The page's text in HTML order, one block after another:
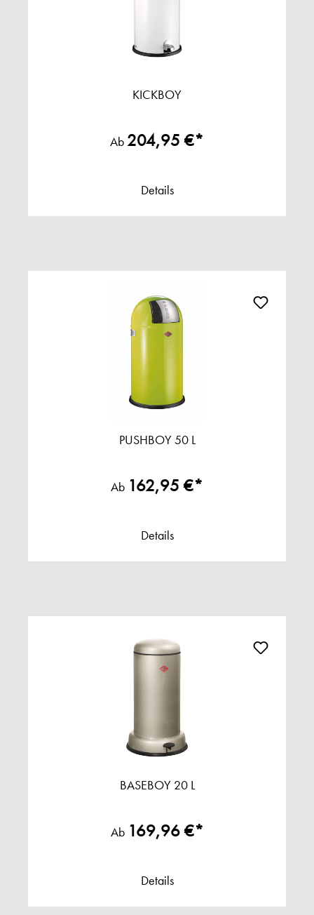
KICKBOY
Ab204,95 €*
Details
PUSHBOY 50 L
Ab 162,95 €*
Details
BASEBOY 20 L
Ab 169,96 €*
Details